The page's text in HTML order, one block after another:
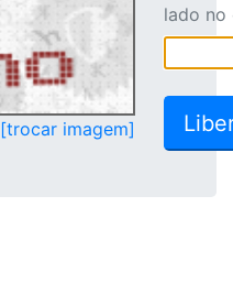
[trocar imagem]
lado no